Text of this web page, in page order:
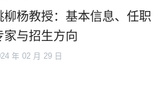
柳杨教授：基本信息、任职
家与招生方向
年 02 月 29 日